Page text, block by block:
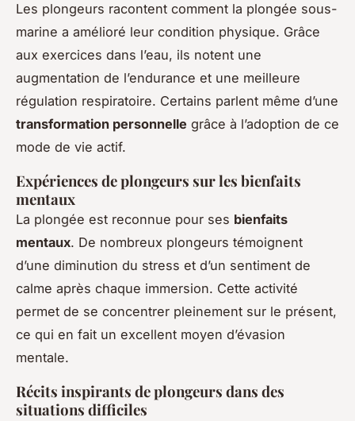
Les plongeurs racontent comment la plongée sous-
marine a amélioré leur condition physique. Grâce
aux exercices dans l’eau, ils notent une
augmentation de l’endurance et une meilleure
régulation respiratoire. Certains parlent même d’une
transformation personnelle grâce à l’adoption de ce
mode de vie actif.
Expériences de plongeurs sur les bienfaits
mentaux
La plongée est reconnue pour ses bienfaits
mentaux. De nombreux plongeurs témoignent
d’une diminution du stress et d’un sentiment de
calme après chaque immersion. Cette activité
permet de se concentrer pleinement sur le présent,
ce qui en fait un excellent moyen d’évasion
mentale.
Récits inspirants de plongeurs dans des
situations difficiles